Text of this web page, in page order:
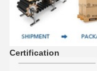
Certification